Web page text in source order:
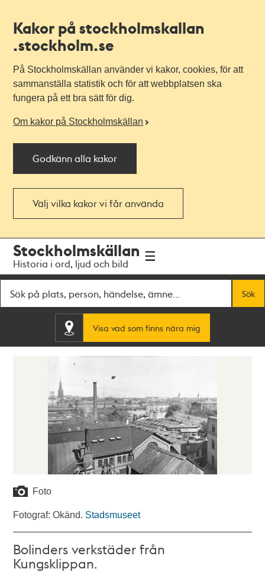
Kakor på stockholmskallan
.stockholm.se
På Stockholmskällan använder vi kakor, cookies, för att
sammanställa statistik och för att webbplatsen ska
fungera på ett bra sätt för dig.
Om kakor på Stockholmskällan
Godkänn alla kakor
Välj vilka kakor vi får använda
navigationen
huvudinnehållet
Stockholmskällan
Historia i ord, ljud och bild
Sök
Visa vad som finns nära mig
Foto
Fotograf: Okänd. Stadsmuseet
Bolinders verkstäder från
Kungsklippan.